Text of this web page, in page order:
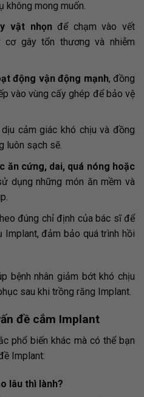
không mong muốn.
vật nhọnđể chạm vào vết
cơ gây tổn thương và nhiễm
động vận động mạnh, đồng
vào vùng cấy ghép để bảo vệ
cảm giác khó chịu và đồng
luôn sạch sẽ.
ăn cứng, dai, quá nóng hoặc
dụng những món ăn mềm và
đúng chỉ định của bác sĩ để
Implant, đảm bảo quá trình hồi
bệnh nhân giảm bớt khó chịu
sau khi trồng răng Implant.
đề cắm Implant
phổ biến khác mà có thể bạn
Implant:
lâu thì lành?